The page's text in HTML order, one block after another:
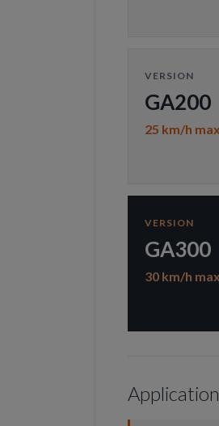
VERSION
GA200
25 km/h
VERSION
GA300
30 km/h